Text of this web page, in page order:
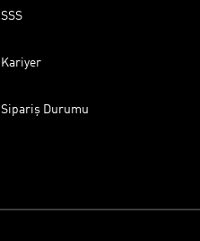
SSS
Kariyer
Sipariş Durumu